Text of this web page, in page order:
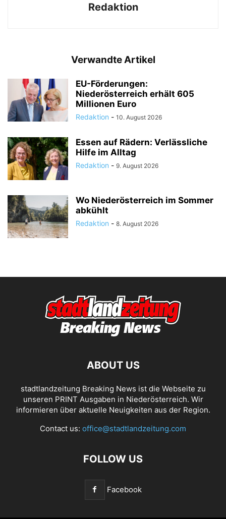
Redaktion
Verwandte Artikel
EU-Förderungen:
Niederösterreich erhält 605
Millionen Euro
Redaktion - 10. August 2026
Essen auf Rädern: Verlässliche
Hilfe im Alltag
Redaktion - 9. August 2026
Wo Niederösterreich im Sommer
abkühlt
Redaktion - 8. August 2026
ABOUT US
stadtlandzeitung Breaking News ist die Webseite zu
unseren PRINT Ausgaben in Niederösterreich. Wir
informieren über aktuelle Neuigkeiten aus der Region.
Contact us: office@stadtlandzeitung.com
FOLLOW US
Facebook